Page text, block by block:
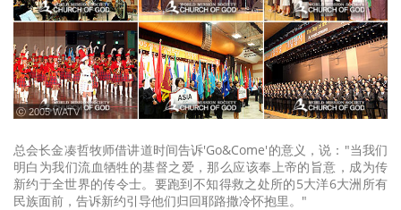
ⓒ 2005 WATV
总会长金凑哲牧师借讲道时间告诉'Go&Come'的意义，说："当我们
明白为我们流血牺牲的基督之爱，那么应该奉上帝的旨意，成为传
新约于全世界的传令士。要跑到不知得救之处所的5大洋6大洲所有
民族面前，告诉新约引导他们归回耶路撒冷怀抱里。"